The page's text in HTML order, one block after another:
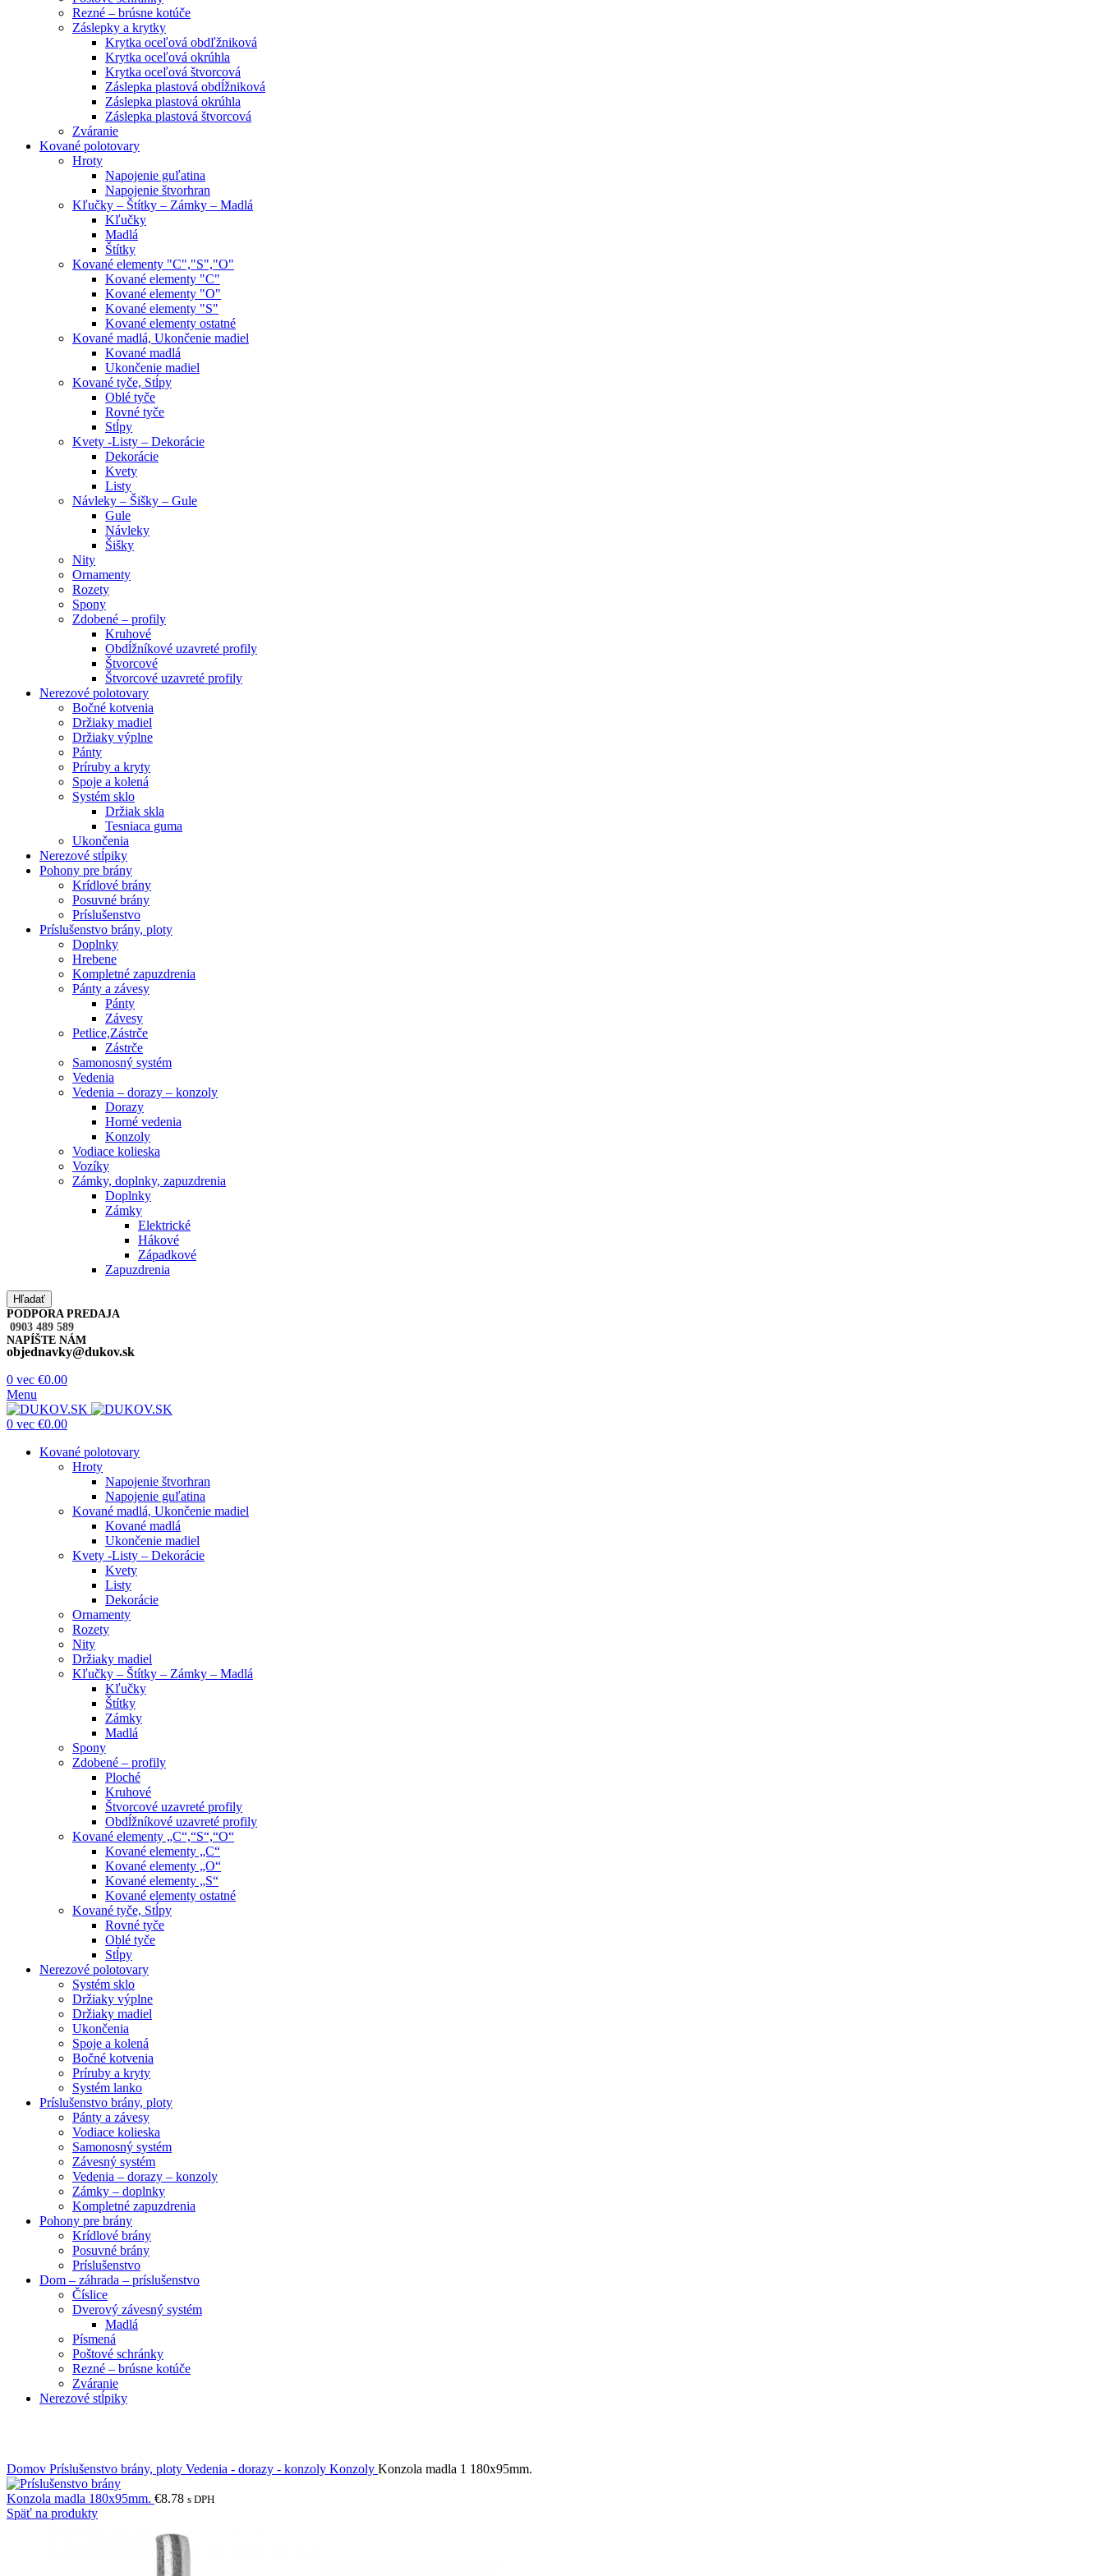
Rezné – brúsne kotúče
Záslepky a krytky
Krytka oceľová obdľžniková
Krytka oceľová okrúhla
Krytka oceľová štvorcová
Záslepka plastová obdĺžniková
Záslepka plastová okrúhla
Záslepka plastová štvorcová
Zváranie
Kované polotovary
Hroty
Napojenie guľatina
Napojenie štvorhran
Kľučky – Štítky – Zámky – Madlá
Kľučky
Madlá
Štítky
Kované elementy "C","S","O"
Kované elementy "C"
Kované elementy "O"
Kované elementy "S"
Kované elementy ostatné
Kované madlá, Ukončenie madiel
Kované madlá
Ukončenie madiel
Kované tyče, Stĺpy
Oblé tyče
Rovné tyče
Stĺpy
Kvety -Listy – Dekorácie
Dekorácie
Kvety
Listy
Návleky – Šišky – Gule
Gule
Návleky
Šišky
Nity
Ornamenty
Rozety
Spony
Zdobené – profily
Kruhové
Obdĺžníkové uzavreté profily
Štvorcové
Štvorcové uzavreté profily
Nerezové polotovary
Bočné kotvenia
Držiaky madiel
Držiaky výplne
Pánty
Príruby a kryty
Spoje a kolená
Systém sklo
Držiak skla
Tesniaca guma
Ukončenia
Nerezové stĺpiky
Pohony pre brány
Krídlové brány
Posuvné brány
Príslušenstvo
Príslušenstvo brány, ploty
Doplnky
Hrebene
Kompletné zapuzdrenia
Pánty a závesy
Pánty
Závesy
Petlice,Zástrče
Zástrče
Samonosný systém
Vedenia
Vedenia – dorazy – konzoly
Dorazy
Horné vedenia
Konzoly
Vodiace kolieska
Vozíky
Zámky, doplnky, zapuzdrenia
Doplnky
Zámky
Elektrické
Hákové
Západkové
Zapuzdrenia
Hľadať
PODPORA PREDAJA
0903 489 589
NAPÍŠTE NÁM
objednavky@dukov.sk
0 vec €0.00
Menu
0 vec €0.00
Kované polotovary
Hroty
Napojenie štvorhran
Napojenie guľatina
Kované madlá, Ukončenie madiel
Kované madlá
Ukončenie madiel
Kvety -Listy – Dekorácie
Kvety
Listy
Dekorácie
Ornamenty
Rozety
Nity
Držiaky madiel
Kľučky – Štítky – Zámky – Madlá
Kľučky
Štítky
Zámky
Madlá
Spony
Zdobené – profily
Ploché
Kruhové
Štvorcové uzavreté profily
Obdĺžníkové uzavreté profily
Kované elementy „C“,“S“,“O“
Kované elementy „C“
Kované elementy „O“
Kované elementy „S“
Kované elementy ostatné
Kované tyče, Stĺpy
Rovné tyče
Oblé tyče
Stĺpy
Nerezové polotovary
Systém sklo
Držiaky výplne
Držiaky madiel
Ukončenia
Spoje a kolená
Bočné kotvenia
Príruby a kryty
Systém lanko
Príslušenstvo brány, ploty
Pánty a závesy
Vodiace kolieska
Samonosný systém
Závesný systém
Vedenia – dorazy – konzoly
Zámky – doplnky
Kompletné zapuzdrenia
Pohony pre brány
Krídlové brány
Posuvné brány
Príslušenstvo
Dom – záhrada – príslušenstvo
Číslice
Dverový závesný systém
Madlá
Písmená
Poštové schránky
Rezné – brúsne kotúče
Zváranie
Nerezové stĺpiky
Domov Príslušenstvo brány, ploty Vedenia - dorazy - konzoly Konzoly Konzola madla 1 180x95mm.
Konzola madla 180x95mm. €8.78 s DPH
Späť na produkty